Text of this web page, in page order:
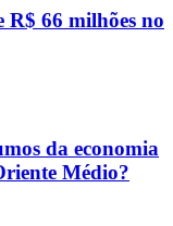
66 milhões no
da economia
Médio?